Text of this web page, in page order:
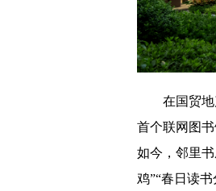
在国贸
首个联网图
如今，邻里
鸡”“春日读